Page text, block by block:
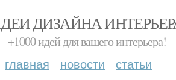
ДИЗАЙНА
+1000 идей для вашего интерьера!
главная новости статьи